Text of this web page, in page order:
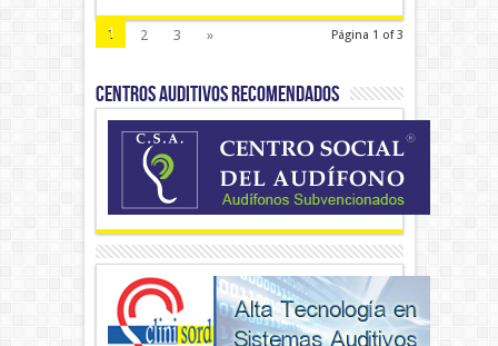
Página 1 of 3
1 2 3 »
CENTROS AUDITIVOS RECOMENDADOS